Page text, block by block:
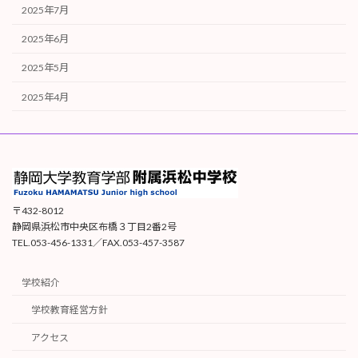
2025年7月
2025年6月
2025年5月
2025年4月
〒432-8012
静岡県浜松市中央区布橋３丁目2番2号
TEL.053-456-1331／FAX.053-457-3587
学校紹介
学校教育経営方針
アクセス